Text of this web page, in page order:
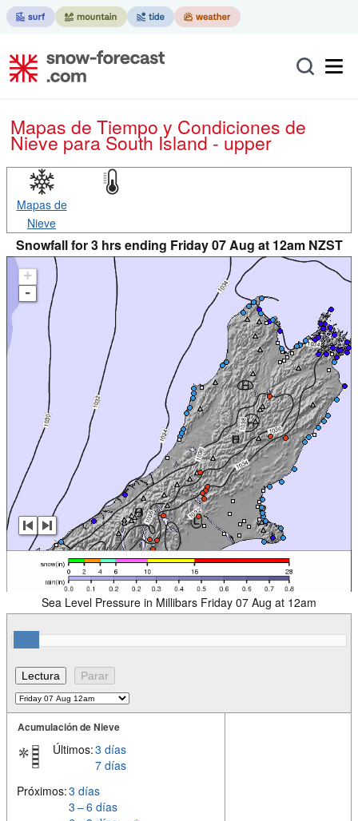
Mapas de Tiempo y Condiciones de
Nievepara South Island - upper
Mapas de
Nieve
Snowfall for 3 hrs ending Friday 07 Aug at 12am NZST
+
-
Sea Level Pressure in Millibars Friday 07 Aug at 12am
Acumulación de Nieve
Últimos:3 días
7 días
Próximos:3 días
3 – 6 días